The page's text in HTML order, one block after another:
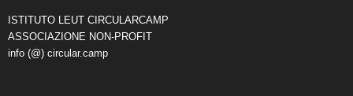
ISTITUTO LEUT CIRCULARCAMP
ASSOCIAZIONE NON-PROFIT
info (@) circular.camp